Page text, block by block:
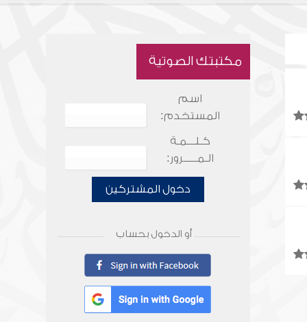
مكتبتك الصوتية
اسم
المستخدم:
كـلـــمـة
الـمـــــرور:
دخول المشتركين
أو الدخول بحساب